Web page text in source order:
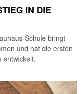
IN DIE
Schule bringt
und hat die ersten
entwickelt.